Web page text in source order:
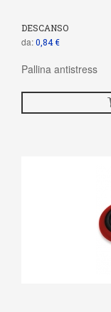
DESCANSO
da:0,84 €
Pallina antistress